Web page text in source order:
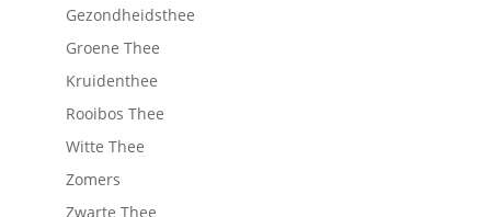
Gezondheidsthee
Groene Thee
Kruidenthee
Rooibos Thee
Witte Thee
Zomers
Zwarte Thee